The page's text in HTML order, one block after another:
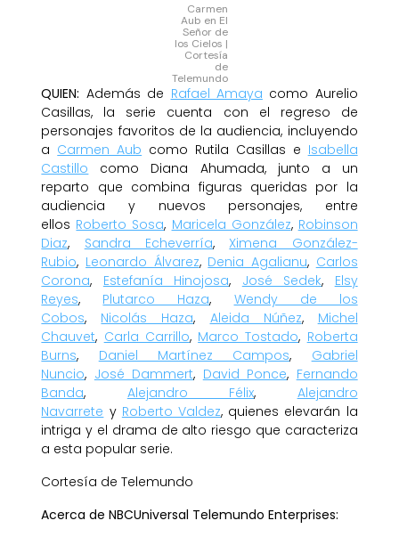
Carmen
Aub en El
Señor de
los Cielos |
Cortesía
de
Telemundo
QUIEN: Además de Rafael Amaya como Aurelio
Casillas, la serie cuenta con el regreso de
personajes favoritos de la audiencia, incluyendo
a Carmen Aub como Rutila Casillas e Isabella
Castillo como Diana Ahumada, junto a un
reparto que combina figuras queridas por la
audiencia y nuevos personajes, entre
ellos Roberto Sosa, Maricela González, Robinson
Diaz, Sandra Echeverría,Ximena González-
Rubio, Leonardo Álvarez, Denia Agalianu, Carlos
Corona, Estefanía Hinojosa, José Sedek, Elsy
Reyes, Plutarco Haza, Wendy de los
Cobos, Nicolás Haza, Aleida Núñez, Michel
Chauvet, Carla Carrillo, Marco Tostado, Roberta
Burns, Daniel Martínez Campos, Gabriel
Nuncio, José Dammert, David Ponce, Fernando
Banda, Alejandro Félix, Alejandro
Navarrete y Roberto Valdez, quienes elevarán la
intriga y el drama de alto riesgo que caracteriza
a esta popular serie.
Cortesía de Telemundo
Acerca de NBCUniversal Telemundo Enterprises: